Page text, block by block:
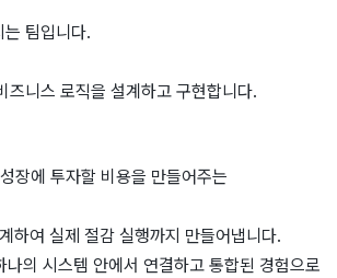
팀입니다.
니스 로직을 설계하고 구현합니다.
장에 투자할 비용을 만들어주는
하여 실제 절감 실행까지 만들어냅니다.
의 시스템 안에서 연결하고 통합된 경험으로